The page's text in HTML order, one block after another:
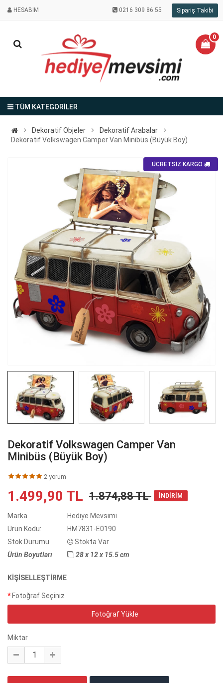
HESABIM 0216 309 86 55 Sipariş Takibi
0
TÜM KATEGORİLER
Dekoratif Objeler
Dekoratif Arabalar
Dekoratif Volkswagen Camper Van Minibüs (Büyük Boy)
ÜCRETSİZ KARGO
Dekoratif Volkswagen Camper Van
Minibüs (Büyük Boy)
2 yorum
1.499,90 TL 1.874,88 TL İNDİRİM
Marka
Hediye Mevsimi
Ürün Kodu:
HM7831-E0190
Stok Durumu
Stokta Var
Ürün Boyutları
28 x 12 x 15.5 cm
KIŞISELLEŞTIRME
Fotoğraf Seçiniz
Fotoğraf Yükle
Miktar